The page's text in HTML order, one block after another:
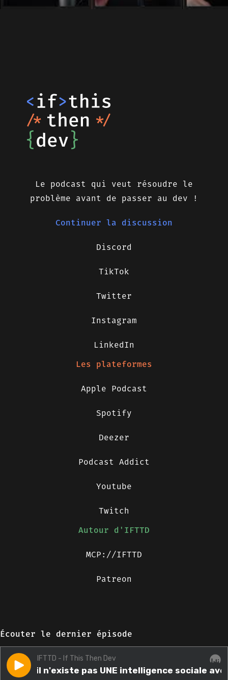
Le podcast qui veut résoudre le
problème avant de passer au dev !
Continuer la discussion
Discord
TikTok
Twitter
Instagram
LinkedIn
Les plateformes
Apple Podcast
Spotify
Deezer
Podcast Addict
Youtube
Twitch
Autour d'IFTTD
MCP://IFTTD
Patreon
Écouter le dernier épisode